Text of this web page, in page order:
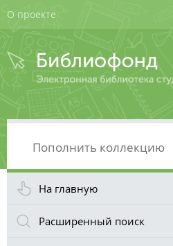
О проекте
Пополнить коллекцию
На главную
Расширенный поиск